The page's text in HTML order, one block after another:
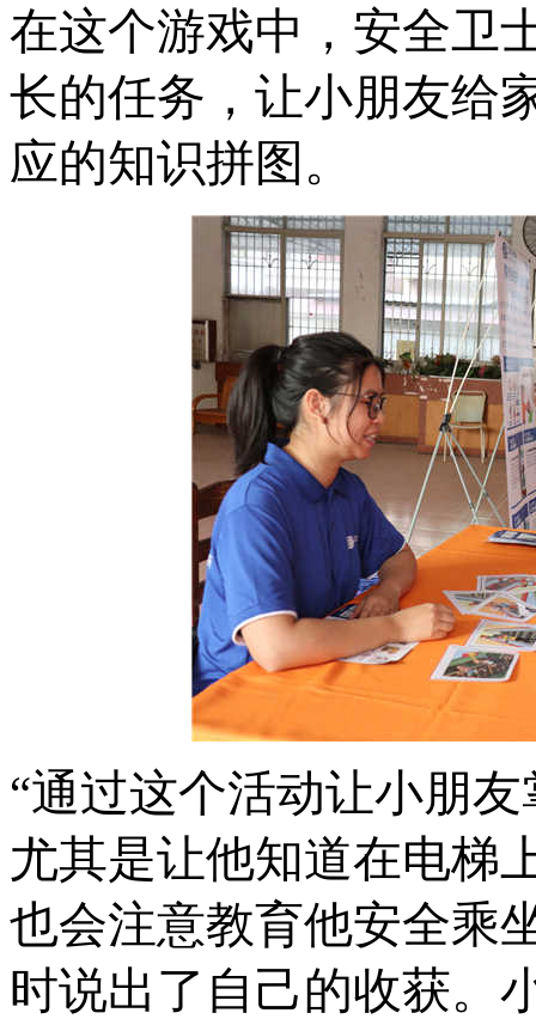
在这个游戏中，安全卫
长的任务，让小朋友给
应的知识拼图。
“通过这个活动让小朋
尤其是让他知道在电梯
也会注意教育他安全乘
时说出了自己的收获。